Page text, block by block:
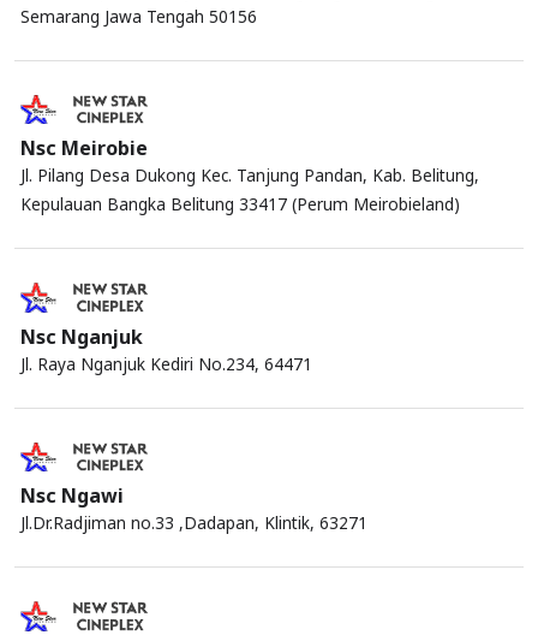
Semarang Jawa Tengah 50156
Nsc Meirobie
Jl. Pilang Desa Dukong Kec. Tanjung Pandan, Kab. Belitung,
Kepulauan Bangka Belitung 33417 (Perum Meirobieland)
Nsc Nganjuk
Jl. Raya Nganjuk Kediri No.234, 64471
Nsc Ngawi
Jl.Dr.Radjiman no.33 ,Dadapan, Klintik, 63271